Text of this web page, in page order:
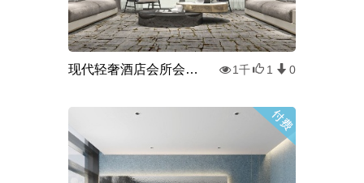
现代轻奢酒店会所会客室3d模型 1千 1 0